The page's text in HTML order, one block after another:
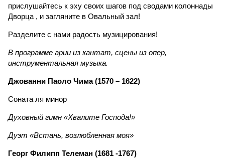
прислушайтесь к эху своих шагов под сводами колоннады
Дворца , и загляните в Овальный зал!
Разделите с нами радость музицирования!
В программе арии из кантат, сцены из опер,
инструментальная музыка.
Джованни Паоло Чима (1570 – 1622)
Соната ля минор
Духовный гимн «Хвалите Господа!»
Дуэт «Встань, возлюбленная моя»
Георг Филипп Телеман (1681 -1767)